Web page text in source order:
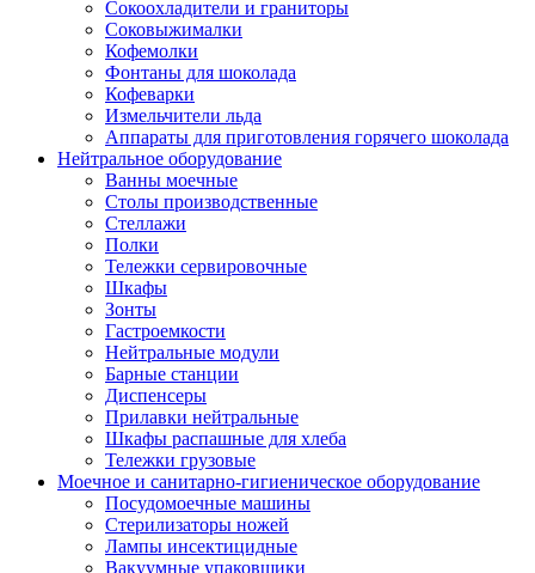
Сокоохладители и граниторы
Соковыжималки
Кофемолки
Фонтаны для шоколада
Кофеварки
Измельчители льда
Аппараты для приготовления горячего шоколада
Нейтральное оборудование
Ванны моечные
Столы производственные
Стеллажи
Полки
Тележки сервировочные
Шкафы
Зонты
Гастроемкости
Нейтральные модули
Барные станции
Диспенсеры
Прилавки нейтральные
Шкафы распашные для хлеба
Тележки грузовые
Моечное и санитарно-гигиеническое оборудование
Посудомоечные машины
Стерилизаторы ножей
Лампы инсектицидные
Вакуумные упаковщики